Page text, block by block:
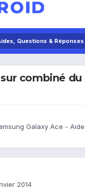
Questions & Réponses
combiné du
Galaxy Ace -
2014